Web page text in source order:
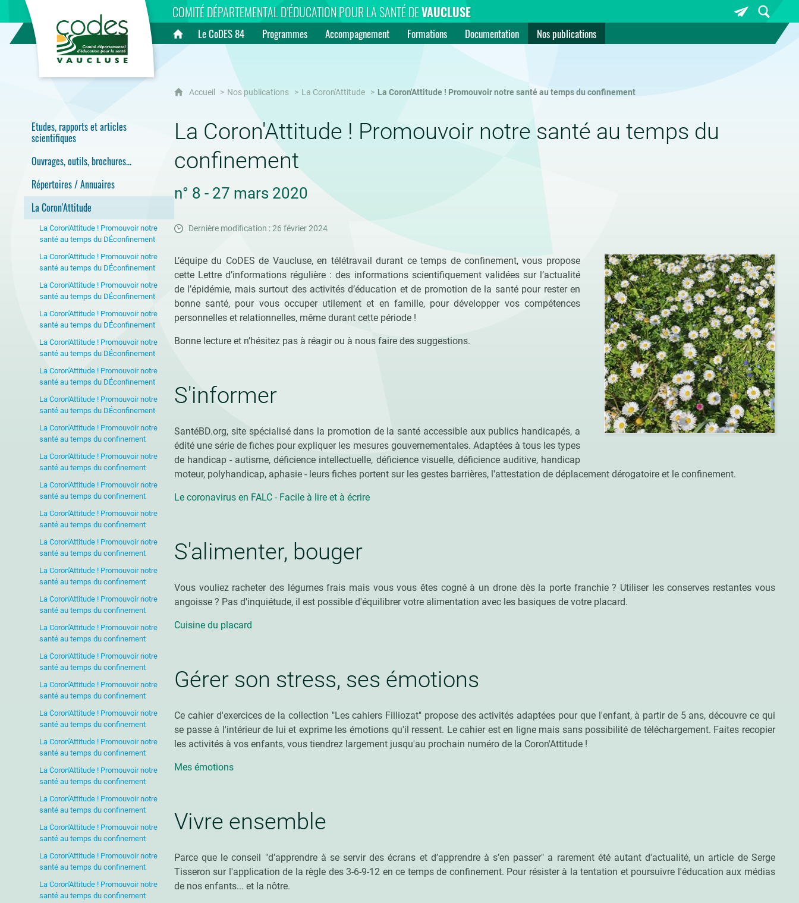
COMITÉ DÉPARTEMENTAL D’ÉDUCATION POUR LA SANTÉ DEVAUCLUSE
Accueil
Le CoDES 84 Programmes Accompagnement Formations Documentation Nos publications
Etudes, rapports et articles
scientifiques
Ouvrages, outils, brochures...
Répertoires / Annuaires
La Coron'Attitude
La Coron'Attitude ! Promouvoir notre
santé au temps du DÉconfinement
La Coron'Attitude ! Promouvoir notre
santé au temps du DÉconfinement
La Coron'Attitude ! Promouvoir notre
santé au temps du DÉconfinement
La Coron'Attitude ! Promouvoir notre
santé au temps du DÉconfinement
La Coron'Attitude ! Promouvoir notre
santé au temps du DÉconfinement
La Coron'Attitude ! Promouvoir notre
santé au temps du DÉconfinement
La Coron'Attitude ! Promouvoir notre
santé au temps du DÉconfinement
La Coron'Attitude ! Promouvoir notre
santé au temps du confinement
La Coron'Attitude ! Promouvoir notre
santé au temps du confinement
La Coron'Attitude ! Promouvoir notre
santé au temps du confinement
La Coron'Attitude ! Promouvoir notre
santé au temps du confinement
La Coron'Attitude ! Promouvoir notre
santé au temps du confinement
La Coron'Attitude ! Promouvoir notre
santé au temps du confinement
La Coron'Attitude ! Promouvoir notre
santé au temps du confinement
La Coron'Attitude ! Promouvoir notre
santé au temps du confinement
La Coron'Attitude ! Promouvoir notre
santé au temps du confinement
La Coron'Attitude ! Promouvoir notre
santé au temps du confinement
La Coron'Attitude ! Promouvoir notre
santé au temps du confinement
La Coron'Attitude ! Promouvoir notre
santé au temps du confinement
La Coron'Attitude ! Promouvoir notre
santé au temps du confinement
La Coron'Attitude ! Promouvoir notre
santé au temps du confinement
La Coron'Attitude ! Promouvoir notre
santé au temps du confinement
La Coron'Attitude ! Promouvoir notre
santé au temps du confinement
La Coron'Attitude ! Promouvoir notre
santé au temps du confinement
Accueil Nos publications La Coron'Attitude La Coron'Attitude ! Promouvoir notre santé au temps du confinement
La Coron'Attitude ! Promouvoir notre santé au temps du
confinement
n° 8 - 27 mars 2020
Dernière modification : 26 février 2024
L’équipe du CoDES de Vaucluse, en télétravail durant ce temps de confinement, vous propose
cette Lettre d’informations régulière : des informations scientifiquement validées sur l’actualité
de l’épidémie, mais surtout des activités d’éducation et de promotion de la santé pour rester en
bonne santé, pour vous occuper utilement et en famille, pour développer vos compétences
personnelles et relationnelles, même durant cette période !
Bonne lecture et n’hésitez pas à réagir ou à nous faire des suggestions.
S'informer
SantéBD.org, site spécialisé dans la promotion de la santé accessible aux publics handicapés, a
édité une série de fiches pour expliquer les mesures gouvernementales. Adaptéesà tous les types
de handicap - autisme, déficience intellectuelle, déficience visuelle, déficience auditive, handicap
moteur, polyhandicap, aphasie - leurs fiches portent sur les gestes barrières, l'attestation de déplacement dérogatoire et le confinement.
Le coronavirus en FALC - Facile à lire et à écrire
S'alimenter, bouger
Vous vouliez racheter des légumes frais mais vous vous êtes cogné à un drone dès la porte franchie ? Utiliser les conserves restantes vous
angoisse ? Pas d'inquiétude, il est possible d'équilibrer votre alimentation avec les basiques de votre placard.
Cuisine du placard
Gérer son stress, ses émotions
Ce cahier d'exercices de la collection "Les cahiers Filliozat" propose des activités adaptées pour que l'enfant, à partir de 5 ans, découvre ce qui
se passe à l'intérieur de lui et exprime les émotions qu'il ressent. Le cahier est en ligne mais sans possibilité de téléchargement. Faites recopier
les activités à vos enfants, vous tiendrez largement jusqu'au prochain numéro de la Coron'Attitude !
Mes émotions
Vivre ensemble
Parce que le conseil "d’apprendre à se servir des écrans et d’apprendre à s’en passer" a rarement été autant d'actualité, un article de Serge
Tisseron sur l'application de la règle des 3-6-9-12 en ce temps de confinement. Pour résister à la tentation et poursuivre l'éducation aux médias
de nos enfants... et la nôtre.